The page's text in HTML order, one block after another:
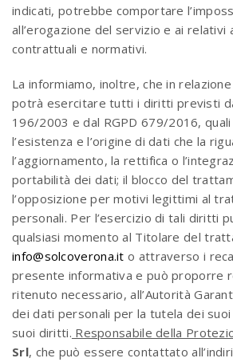
indicati, potrebbe comportare
all’erogazione del servizio e ai relativi
contrattuali e normativi.
La informiamo, inoltre, che in
potrà esercitare tutti i diritti previsti
196/2003 e dal RGPD 679/2016,
l’esistenza e l’origine di dati che la
l’aggiornamento, la rettifica o
portabilità dei dati; il blocco del
l’opposizione per motivi legittimi al
personali. Per l’esercizio di tali diritti
qualsiasi momento al Titolare del
info@solcoverona.it o attraverso i
presente informativa e può proporre
ritenuto necessario, all’Autorità
dei dati personali per la tutela dei
suoi diritti. Responsabile della
Srl, che può essere contattato